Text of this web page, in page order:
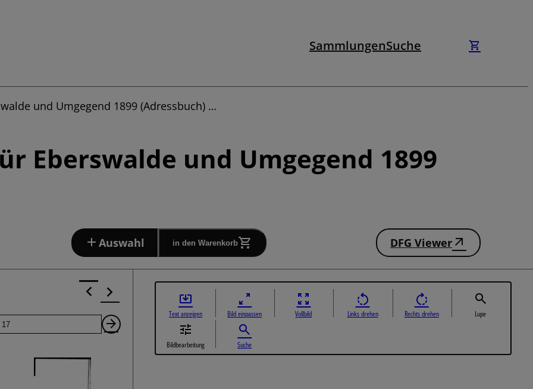
SammlungenSuche
und Umgegend 1899 (Adressbuch) …
Eberswalde und Umgegend 1899
Auswahl in den Warenkorb DFG Viewer
Seite
Nächste
Text anzeigen Bild einpassen Vollbild Links drehen Rechts drehen Lupe
Bildbearbeitung Suche